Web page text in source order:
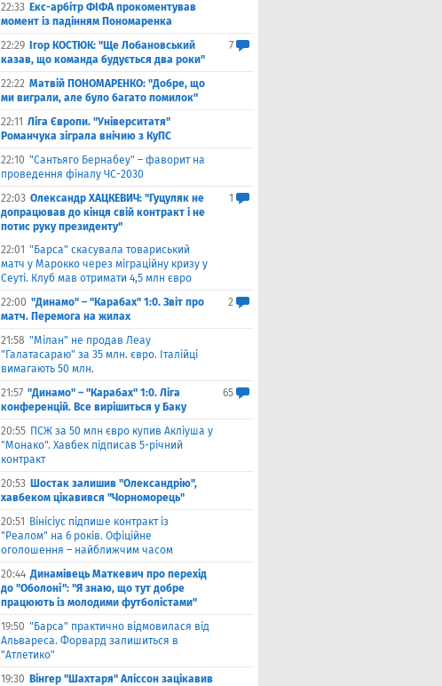
22:33 Екс-арбітр ФІФА прокоментував
момент із падінням Пономаренка
22:29
Ігор КОСТЮК: "Ще Лобановський
казав, що команда будується два роки"
7
22:22 Матвій ПОНОМАРЕНКО: "Добре, що
ми виграли, але було багато помилок"
22:11 Ліга Європи. "Університатя"
Романчука зіграла внічию з КуПС
22:10 "Сантьяго Бернабеу" – фаворит на
проведення фіналу ЧС-2030
22:03 Олександр ХАЦКЕВИЧ: "Гуцуляк не
допрацював до кінця свій контракт і не
потис руку президенту"
1
22:01 "Барса" скасувала товариський
матч у Марокко через міграційну кризу у
Сеуті. Клуб мав отримати 4,5 млн євро
22:00 "Динамо" – "Карабах" 1:0. Звіт про
матч. Перемога на жилах
2
21:58 "Мілан" не продав Леау
"Галатасараю" за 35 млн. євро. Італійці
вимагають 50 млн.
21:57 "Динамо" – "Карабах" 1:0. Ліга
конференцій. Все вирішиться у Баку
65
20:55 ПСЖ за 50 млн євро купив Акліуша у
"Монако". Хавбек підписав 5-річний
контракт
20:53 Шостак залишив "Олександрію",
хавбеком цікавився "Чорноморець"
20:51
Вінісіус підпише контракт із
"Реалом" на 6 років. Офіційне
оголошення – найближчим часом
20:44 Динамівець Маткевич про перехід
до "Оболоні": "Я знаю, що тут добре
працюють із молодими футболістами"
19:50 "Барса" практично відмовилася від
Альвареса. Форвард залишиться в
"Атлетико"
19:30 Вінгер "Шахтаря" Аліссон зацікавив